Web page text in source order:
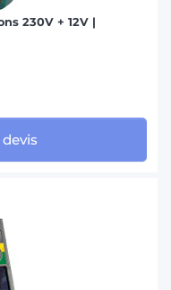
230V + 12V |